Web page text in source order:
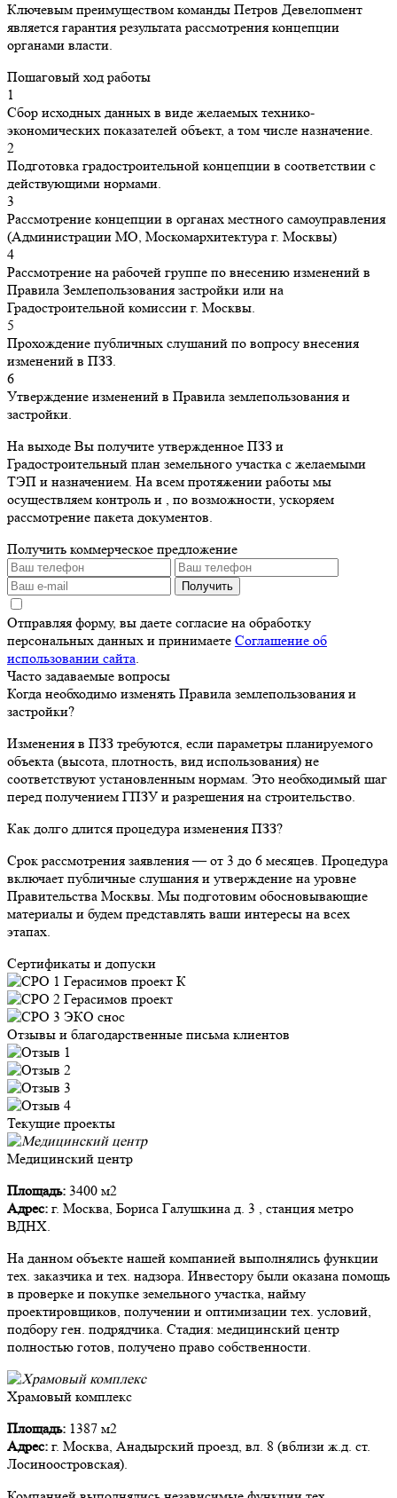
Ключевым преимуществом команды Петров Девелопмент
является гарантия результата рассмотрения концепции
органами власти.
Пошаговый ход работы
1
Сбор исходных данных в виде желаемых технико-
экономических показателей объект, а том числе назначение.
2
Подготовка градостроительной концепции в соответствии с
действующими нормами.
3
Рассмотрение концепции в органах местного самоуправления
(Администрации МО, Москомархитектура г. Москвы)
4
Рассмотрение на рабочей группе по внесению изменений в
Правила Землепользования застройки или на
Градостроительной комиссии г. Москвы.
5
Прохождение публичных слушаний по вопросу внесения
изменений в ПЗЗ.
6
Утверждение изменений в Правила землепользования и
застройки.
На выходе Вы получите утвержденное ПЗЗ и
Градостроительный план земельного участка с желаемыми
ТЭП и назначением. На всем протяжении работы мы
осуществляем контроль и , по возможности, ускоряем
рассмотрение пакета документов.
Получить коммерческое предложение
Получить
Отправляя форму, вы даете согласие на обработку
персональных данных и принимаете Соглашение об
использовании сайта.
Часто задаваемые вопросы
Когда необходимо изменять Правила землепользования и
застройки?
Изменения в ПЗЗ требуются, если параметры планируемого
объекта (высота, плотность, вид использования) не
соответствуют установленным нормам. Это необходимый шаг
перед получением ГПЗУ и разрешения на строительство.
Как долго длится процедура изменения ПЗЗ?
Срок рассмотрения заявления — от 3 до 6 месяцев. Процедура
включает публичные слушания и утверждение на уровне
Правительства Москвы. Мы подготовим обосновывающие
материалы и будем представлять ваши интересы на всех
этапах.
Сертификаты и допуски
Отзывы и благодарственные письма клиентов
Текущие проекты
Медицинский центр
Площадь: 3400 м2
Адрес: г. Москва, Бориса Галушкина д. 3 , станция метро
ВДНХ.
На данном объекте нашей компанией выполнялись функции
тех. заказчика и тех. надзора. Инвестору были оказана помощь
в проверке и покупке земельного участка, найму
проектировщиков, получении и оптимизации тех. условий,
подбору ген. подрядчика. Стадия: медицинский центр
полностью готов, получено право собственности.
Храмовый комплекс
Площадь: 1387 м2
Адрес: г. Москва, Анадырский проезд, вл. 8 (вблизи ж.д. ст.
Лосиноостровская).